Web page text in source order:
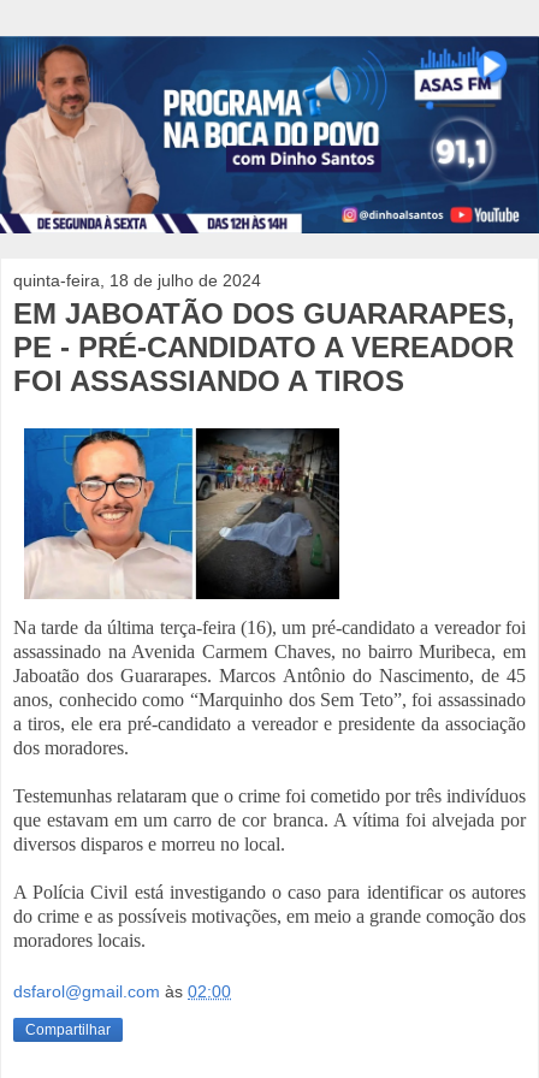
quinta-feira, 18 de julho de 2024
EM JABOATÃO DOS GUARARAPES,
PE - PRÉ-CANDIDATO A VEREADOR
FOI ASSASSIANDO A TIROS
Na tarde da última terça-feira (16), um pré-candidato a vereador foi
assassinado na Avenida Carmem Chaves, no bairro Muribeca, em
Jaboatão dos Guararapes. Marcos Antônio do Nascimento, de 45
anos, conhecido como “Marquinho dos Sem Teto”, foi assassinado
a tiros, ele era pré-candidato a vereador e presidente da associação
dos moradores.
Testemunhas relataram que o crime foi cometido por três indivíduos
que estavam em um carro de cor branca. A vítima foi alvejada por
diversos disparos e morreu no local.
A Polícia Civil está investigando o caso para identificar os autores
do crime e as possíveis motivações, em meio a grande comoção dos
moradores locais.
dsfarol@gmail.com às 02:00
Compartilhar